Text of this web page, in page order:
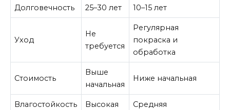
Долговечность 25–30 лет 10–15 лет
Уход
Не
требуется
Регулярная
покраска и
обработка
Стоимость
Выше
начальная
Ниже начальная
Влагостойкость Высокая Средняя